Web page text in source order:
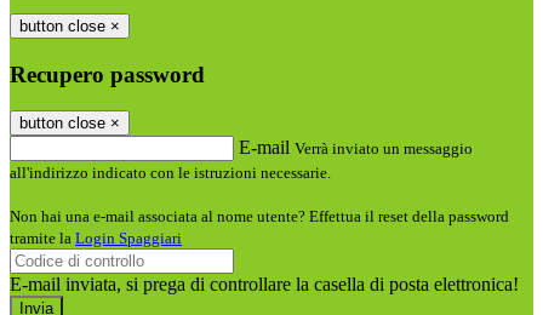
button close ×
Recupero password
button close ×
E-mail Verrà inviato un messaggio
all'indirizzo indicato con le istruzioni necessarie.
Non hai una e-mail associata al nome utente? Effettua il reset della password
tramite la Login Spaggiari
E-mail inviata, si prega di controllare la casella di posta elettronica!